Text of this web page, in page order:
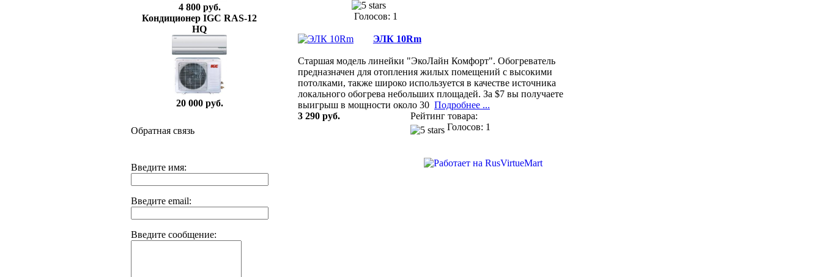
4 800 руб.
Кондиционер IGC RAS-12
HQ
20 000 руб.
Обратная связь
Введите имя:
Введите email:
Введите сообщение:
Голосов: 1
ЭЛК 10Rm
Старшая модель линейки "ЭкоЛайн Комфорт". Обогреватель
предназначен для отопления жилых помещений с высокими
потолками, также широко используется в качестве источника
локального обогрева небольших площадей. За $7 вы получаете
выигрыш в мощности около 30 Подробнее ...
3 290 руб.
Рейтинг товара:
Голосов: 1